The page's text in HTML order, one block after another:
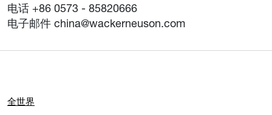
电话 +86 0573 - 85820666
电子邮件 china@wackerneuson.com
全世界